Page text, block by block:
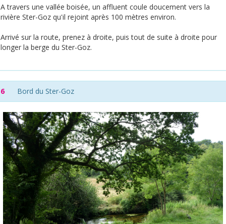
A travers une vallée boisée, un affluent coule doucement vers la
rivière Ster-Goz qu'il rejoint après 100 mètres environ.
Arrivé sur la route, prenez à droite, puis tout de suite à droite pour
longer la berge du Ster-Goz.
6 Bord du Ster-Goz